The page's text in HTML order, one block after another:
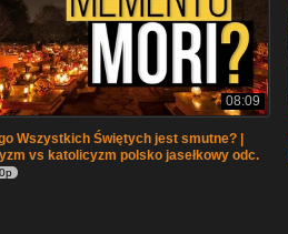
08:09
Wszystkich Świętych jest smutne? |
vs katolicyzm polsko jasełkowy odc.